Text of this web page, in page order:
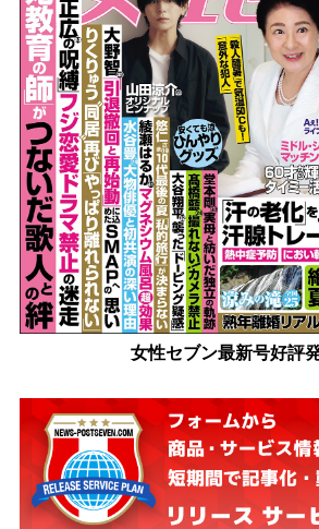
女性セブン最新号好評